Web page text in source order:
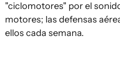
"ciclomotores" por el
motores; las defensas
ellos cada semana.